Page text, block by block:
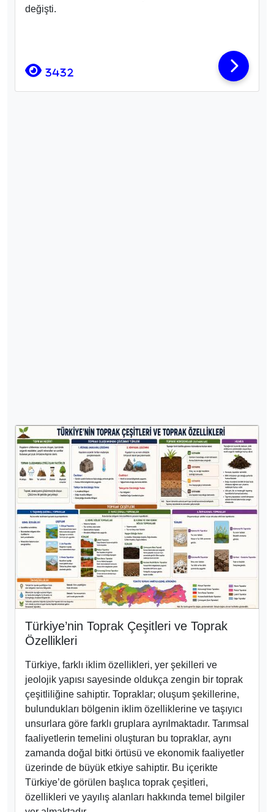
değişti.
3432
Türkiye’nin Toprak Çeşitleri ve Toprak
Özellikleri
Türkiye, farklı iklim özellikleri, yer şekilleri ve
jeolojik yapısı sayesinde oldukça zengin bir toprak
çeşitliliğine sahiptir. Topraklar; oluşum şekillerine,
bulundukları bölgenin iklim özelliklerine ve taşıyıcı
unsurlara göre farklı gruplara ayrılmaktadır. Tarımsal
faaliyetlerin temelini oluşturan bu topraklar, aynı
zamanda doğal bitki örtüsü ve ekonomik faaliyetler
üzerinde de büyük etkiye sahiptir. Bu içerikte
Türkiye’de görülen başlıca toprak çeşitleri,
özellikleri ve yayılış alanları hakkında temel bilgiler